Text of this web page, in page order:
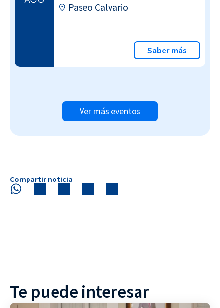
Paseo Calvario
Saber más
Ver más eventos
Compartir noticia
Te puede interesar